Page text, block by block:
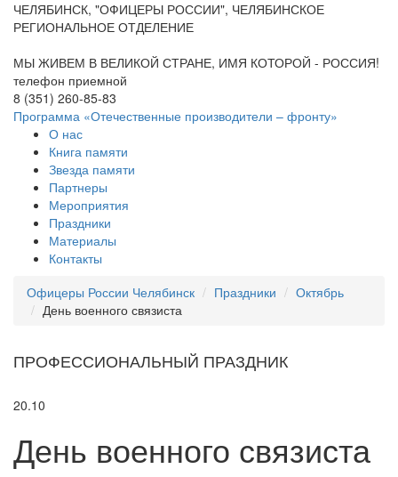
ЧЕЛЯБИНСК, "ОФИЦЕРЫ РОССИИ", ЧЕЛЯБИНСКОЕ
РЕГИОНАЛЬНОЕ ОТДЕЛЕНИЕ
МЫ ЖИВЕМ В ВЕЛИКОЙ СТРАНЕ, ИМЯ КОТОРОЙ - РОССИЯ!
телефон приемной
8 (351) 260-85-83
Программа «Отечественные производители – фронту»
О нас
Книга памяти
Звезда памяти
Партнеры
Мероприятия
Праздники
Материалы
Контакты
Офицеры России Челябинск
Праздники
Октябрь
День военного связиста
ПРОФЕССИОНАЛЬНЫЙ ПРАЗДНИК
20.10
День военного связиста